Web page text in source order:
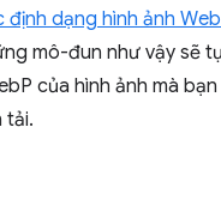
dạng hình ảnh
mô-đun như vậy sẽ
của hình ảnh mà
tải.